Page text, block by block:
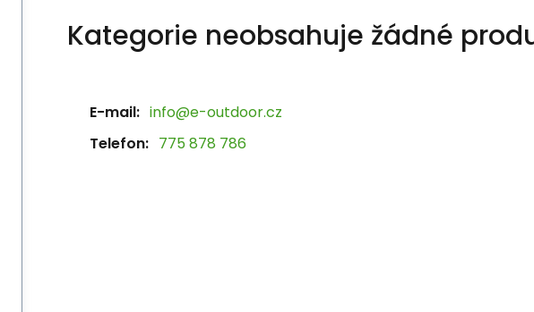
Kategorie neobsahuje žádné
E-mail: info@e-outdoor.cz
Telefon: 775 878 786